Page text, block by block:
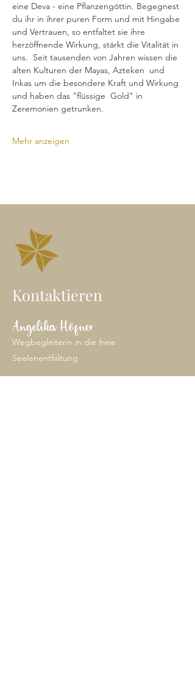
eine Deva - eine Pflanzengöttin. Begegnest
du ihr in ihrer puren Form und mit Hingabe
und Vertrauen, so entfaltet sie ihre
herzöffnende Wirkung, stärkt die Vitalität in
uns.  Seit tausenden von Jahren wissen die
alten Kulturen der Mayas, Azteken  und
Inkas um die besondere Kraft und Wirkung
und haben das "flüssige  Gold" in
Zeremonien getrunken.
Mehr anzeigen
Kontaktieren
Angelika Höfner
Wegbegleiterin in die freie
Seelenentfaltung